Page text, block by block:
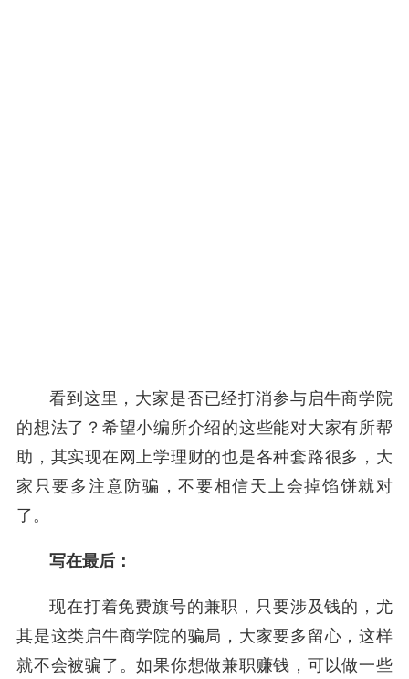
看到这里，大家是否已经打消参与启牛商学院
的想法了？希望小编所介绍的这些能对大家有所帮
助，其实现在网上学理财的也是各种套路很多，大
家只要多注意防骗，不要相信天上会掉馅饼就对
了。
写在最后：
现在打着免费旗号的兼职，只要涉及钱的，尤
其是这类启牛商学院的骗局，大家要多留心，这样
就不会被骗了。如果你想做兼职赚钱，可以做一些